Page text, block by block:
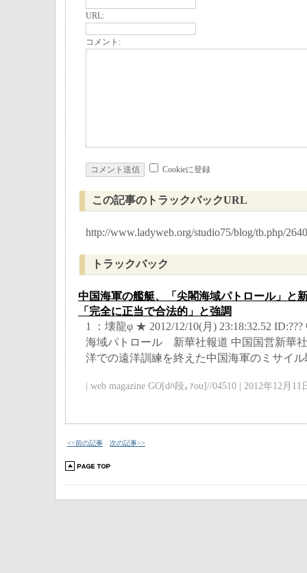
URL:
コメント:
Cookieに登録
この記事のトラックバックURL
http://www.ladyweb.org/studio75/blog/tb.php/2640
トラックバック
中国海軍の艦艇、「尖閣海域パトロール」
「完全に正当で合法的」と強調
1 ：壊龍φ ★ 2012/12/10(月) 23:18:32.52
海域パトロール 新華社報道 中国国営新華
洋での遠洋訓練を終えた中国海軍のミサイ
| web magazine GO[dﾊ段｡ｧou]//04510 | 2012年12月11
<<前の記事 次の記事>>